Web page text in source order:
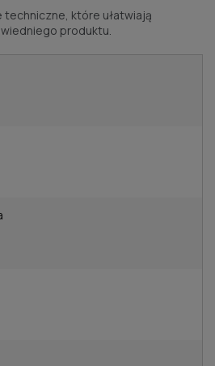
które ułatwiają
produktu.